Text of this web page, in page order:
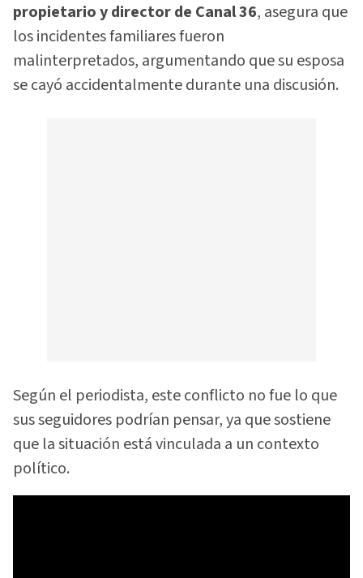
propietario y director de Canal 36, asegura que
los incidentes familiares fueron
malinterpretados, argumentando que su esposa
se cayó accidentalmente durante una discusión.
Según el periodista, este conflicto no fue lo que
sus seguidores podrían pensar, ya que sostiene
que la situación está vinculada a un contexto
político.